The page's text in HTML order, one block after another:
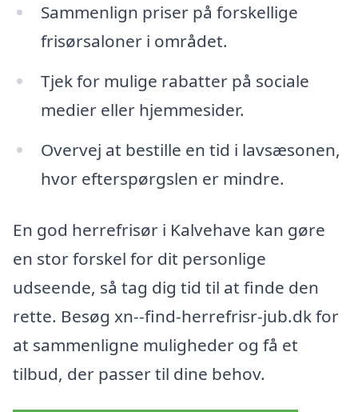
Sammenlign priser på forskellige
frisørsaloner i området.
Tjek for mulige rabatter på sociale
medier eller hjemmesider.
Overvej at bestille en tid i lavsæsonen,
hvor efterspørgslen er mindre.
En god herrefrisør i Kalvehave kan gøre
en stor forskel for dit personlige
udseende, så tag dig tid til at finde den
rette. Besøg xn--find-herrefrisr-jub.dk for
at sammenligne muligheder og få et
tilbud, der passer til dine behov.